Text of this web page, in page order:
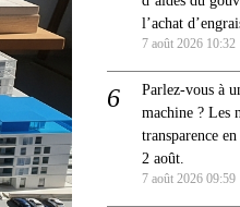
l’achat
7 août 2026 10:32
Parlez-vous à
machine ? Les
transparence
2 août.
7 août 2026 09:59